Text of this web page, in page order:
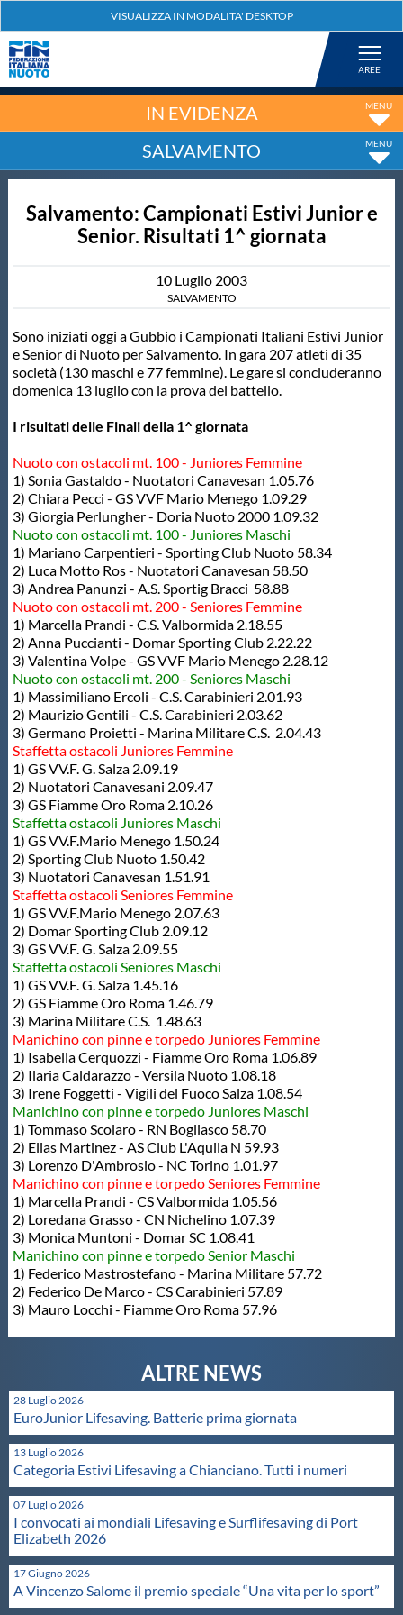
Nuoto
Tuffi
Salvamento
Master
Formazione
GUG
Scuole Nuoto
Propaganda
Centri Federali
Area Legislativa
Protezione Civile
Qualità
Sostenibilità
Privacy
Cookie Policy
Archivio News
Flash News
Galleria fotografica
Videogallery
Intranet
Contatti
Mappa del sito
IN EVIDENZA
SALVAMENTO
Salvamento: Campionati Estivi Junior e
Senior. Risultati 1^ giornata
10 Luglio 2003
SALVAMENTO
Sono iniziati oggi a Gubbio i Campionati Italiani Estivi Junior
e Senior di Nuoto per Salvamento. In gara 207 atleti di 35
società (130 maschi e 77 femmine). Le gare si concluderanno
domenica 13 luglio con la prova del battello.
I risultati delle Finali della 1^ giornata
Nuoto con ostacoli mt. 100 - Juniores Femmine
1) Sonia Gastaldo - Nuotatori Canavesan 1.05.76
2) Chiara Pecci - GS VVF Mario Menego 1.09.29
3) Giorgia Perlungher - Doria Nuoto 2000 1.09.32
Nuoto con ostacoli mt. 100 - Juniores Maschi
1) Mariano Carpentieri - Sporting Club Nuoto 58.34
2) Luca Motto Ros - Nuotatori Canavesan 58.50
3) Andrea Panunzi - A.S. Sportig Bracci 58.88
Nuoto con ostacoli mt. 200 - Seniores Femmine
1) Marcella Prandi - C.S. Valbormida 2.18.55
2) Anna Puccianti - Domar Sporting Club 2.22.22
3) Valentina Volpe - GS VVF Mario Menego 2.28.12
Nuoto con ostacoli mt. 200 - Seniores Maschi
1) Massimiliano Ercoli - C.S. Carabinieri 2.01.93
2) Maurizio Gentili - C.S. Carabinieri 2.03.62
3) Germano Proietti - Marina Militare C.S. 2.04.43
Staffetta ostacoli Juniores Femmine
1) GS VV.F. G. Salza 2.09.19
2) Nuotatori Canavesani 2.09.47
3) GS Fiamme Oro Roma 2.10.26
Staffetta ostacoli Juniores Maschi
1) GS VV.F.Mario Menego 1.50.24
2) Sporting Club Nuoto 1.50.42
3) Nuotatori Canavesan 1.51.91
Staffetta ostacoli Seniores Femmine
1) GS VV.F.Mario Menego 2.07.63
2) Domar Sporting Club 2.09.12
3) GS VV.F. G. Salza 2.09.55
Staffetta ostacoli Seniores Maschi
1) GS VV.F. G. Salza 1.45.16
2) GS Fiamme Oro Roma 1.46.79
3) Marina Militare C.S. 1.48.63
Manichino con pinne e torpedo Juniores Femmine
1) Isabella Cerquozzi - Fiamme Oro Roma 1.06.89
2) Ilaria Caldarazzo - Versila Nuoto 1.08.18
3) Irene Foggetti - Vigili del Fuoco Salza 1.08.54
Manichino con pinne e torpedo Juniores Maschi
1) Tommaso Scolaro - RN Bogliasco 58.70
2) Elias Martinez - AS Club L'Aquila N 59.93
3) Lorenzo D'Ambrosio - NC Torino 1.01.97
Manichino con pinne e torpedo Seniores Femmine
1) Marcella Prandi - CS Valbormida 1.05.56
2) Loredana Grasso - CN Nichelino 1.07.39
3) Monica Muntoni - Domar SC 1.08.41
Manichino con pinne e torpedo Senior Maschi
1) Federico Mastrostefano - Marina Militare 57.72
2) Federico De Marco - CS Carabinieri 57.89
3) Mauro Locchi - Fiamme Oro Roma 57.96
28 Luglio 2026
EuroJunior Lifesaving. Batterie prima giornata
13 Luglio 2026
Categoria Estivi Lifesaving a Chianciano. Tutti i numeri
07 Luglio 2026
I convocati ai mondiali Lifesaving e Surflifesaving di Port
Elizabeth 2026
17 Giugno 2026
A Vincenzo Salome il premio speciale “Una vita per lo sport”